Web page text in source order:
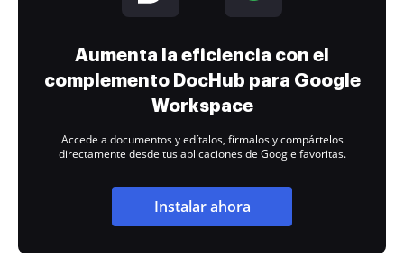
Aumenta la eficiencia con el
complemento DocHub para Google
Workspace
Accede a documentos y edítalos, fírmalos y compártelos
directamente desde tus aplicaciones de Google favoritas.
Instalar ahora